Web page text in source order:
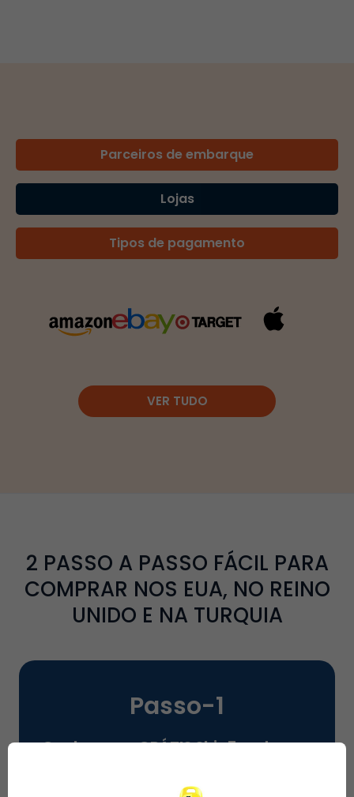
Parceiros de embarque
Lojas
Tipos de pagamento
VER TUDO
2 PASSO A PASSO FÁCIL PARA
COMPRAR NOS EUA, NO REINO
UNIDO E NA TURQUIA
Passo-1
Ganhe o seu GRÁTISShip7endereço
suas lojas favoritas nos EUA, no Reino